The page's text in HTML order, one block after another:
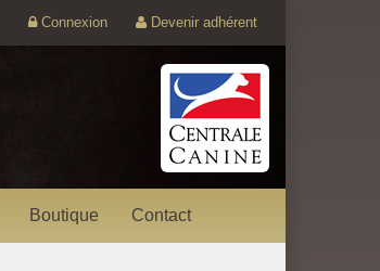
Connexion Devenir adhérent
Boutique Contact